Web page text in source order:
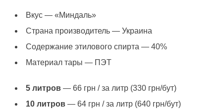
Вкус — «Миндаль»
Страна производитель — Украина
Содержание этилового спирта — 40%
Материал тары — ПЭТ
5 литров — 66 грн / за литр (330 грн/бут)
10 литров — 64 грн / за литр (640 грн/бут)